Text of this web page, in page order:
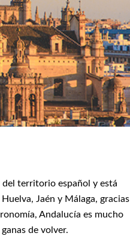
del territorio español y está
Jaén y Málaga, gracias
Andalucía es mucho
de volver.